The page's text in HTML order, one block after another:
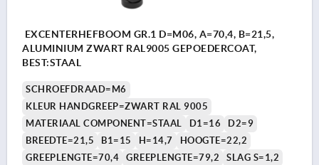
EXCENTERHEFBOOM GR.1 D=M06, A=70,4, B=21,5,
ALUMINIUM ZWART RAL9005 GEPOEDERCOAT,
BEST:STAAL
SCHROEFDRAAD=M6
KLEUR HANDGREEP=ZWART RAL 9005
MATERIAAL COMPONENT=STAAL
D1=16
D2=9
BREEDTE=21,5
B1=15 H=14,7
HOOGTE=22,2
GREEPLENGTE=70,4
GREEPLENGTE=79,2
SLAG S=1,2